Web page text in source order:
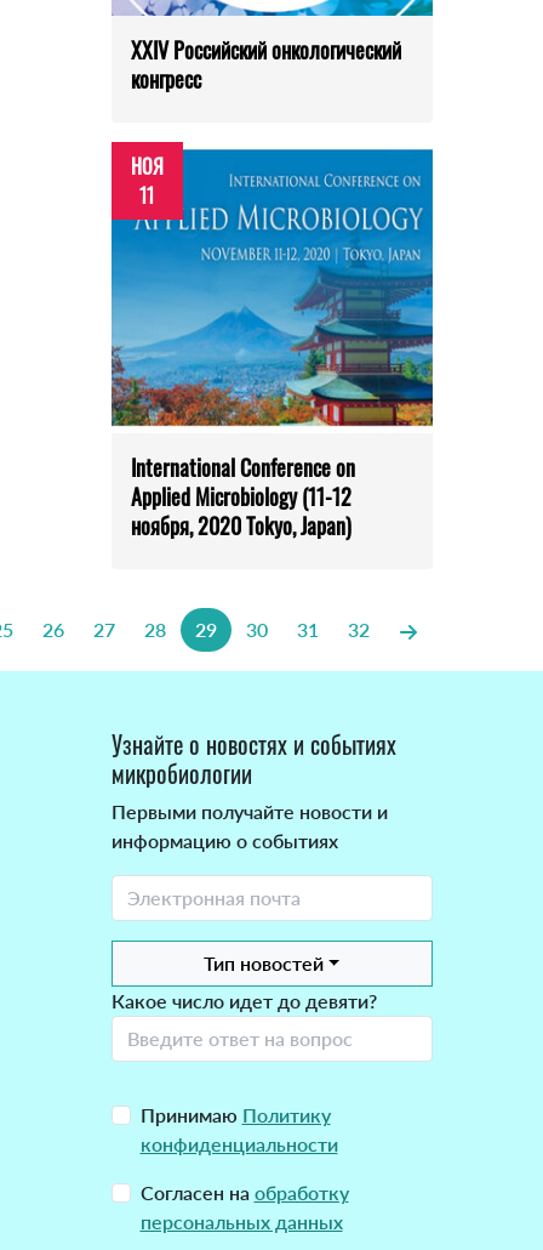
XXIV Российский онкологический
конгресс
НОЯ
11
International Conference on
Applied Microbiology (11-12
ноября, 2020 Tokyo, Japan)
26 27 28 29 30 31 32
Узнайте о новостях и событиях
микробиологии
Первыми получайте новости и
информацию о событиях
Тип новостей
Какое число идет до девяти?
Принимаю Политику
конфиденциальности
Согласен на обработку
персональных данных